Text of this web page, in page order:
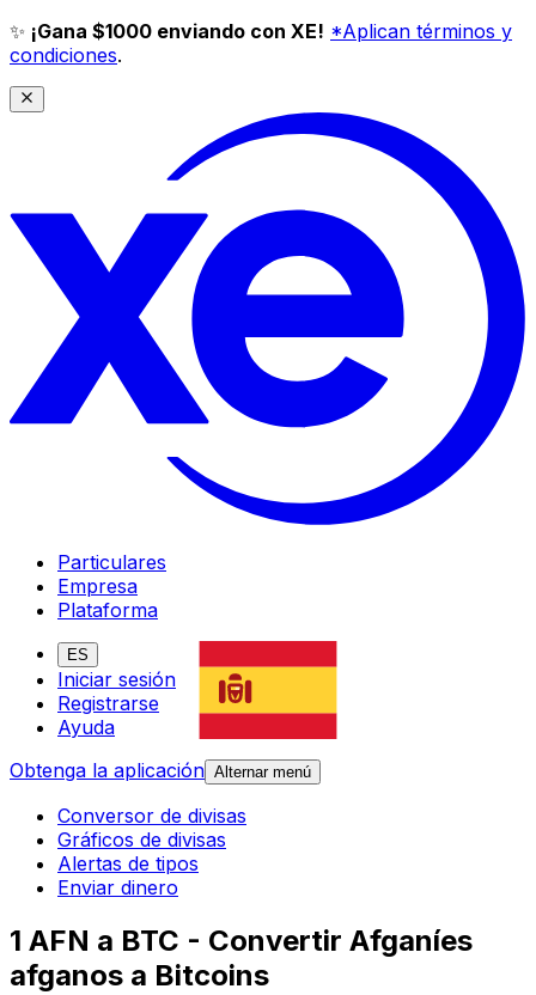
✨ ¡Gana $1000 enviando con XE! *Aplican términos y
condiciones.
Particulares
Empresa
Plataforma
ES
Iniciar sesión
Registrarse
Ayuda
Obtenga la aplicación Alternar menú
Conversor de divisas
Gráficos de divisas
Alertas de tipos
Enviar dinero
1 AFN a BTC - Convertir Afganíes
afganos a Bitcoins